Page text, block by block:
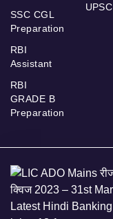
SSC CGL
Preparation
RBI
Assistant
RBI
GRADE B
Preparation
UPSC